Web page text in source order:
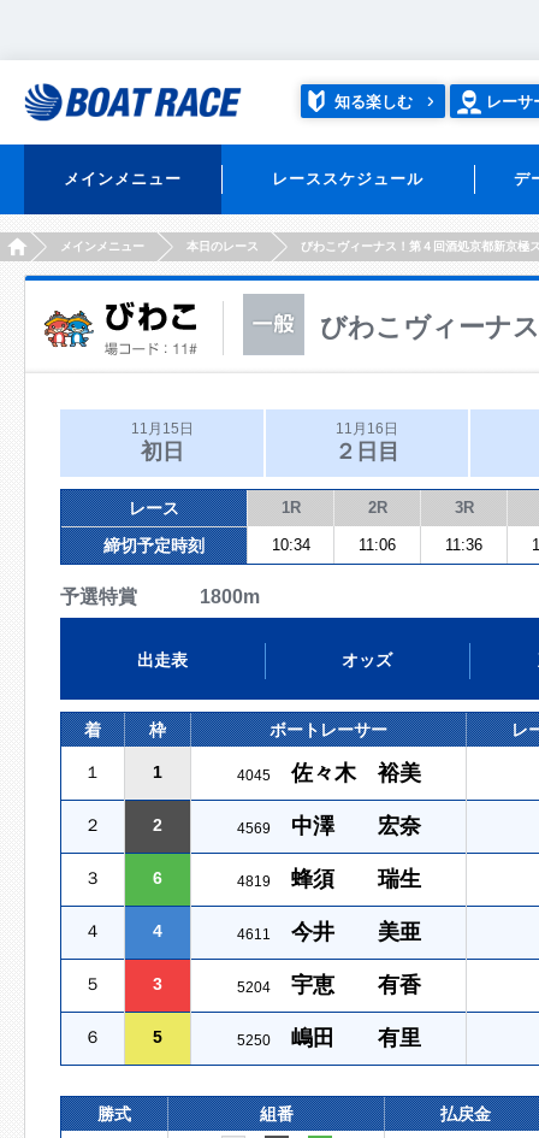
知る楽しむ レーサ
メインメニュー レーススケジュール デ
HOMEメインメニュー 本日のレース びわこヴィーナス！第４回酒処京都新京極
びわこヴィーナ
11月15日
初日
11月16日
２日目
レース 1R 2R 3R
締切予定時刻 10:34 11:06 11:36
予選特賞 1800m
出走表 オッズ
着 枠 ボートレーサー レ
１ 1 4045 佐々木 裕美
２ 2 4569 中澤 宏奈
３ 6 4819 蜂須 瑞生
４ 4 4611 今井 美亜
５ 3 5204 宇恵 有香
６ 5 5250 嶋田 有里
勝式 組番 払戻金